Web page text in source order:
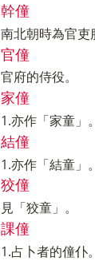
幹僮
南北朝時為官吏
官僮
官府的侍役。
家僮
1.亦作「家童」
結僮
1.亦作「結童」
狡僮
見「狡童」。
課僮
1.占卜者的僮仆